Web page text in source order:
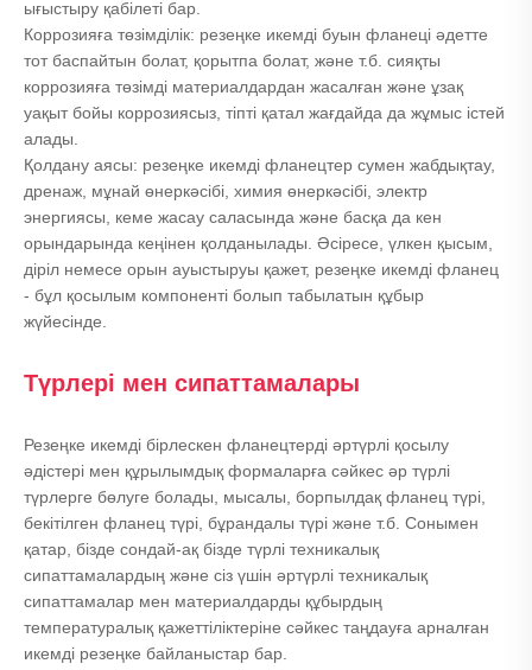
ығыстыру қабілеті бар.
Коррозияға төзімділік: резеңке икемді буын фланеці әдетте
тот баспайтын болат, қорытпа болат, және т.б. сияқты
коррозияға төзімді материалдардан жасалған және ұзақ
уақыт бойы коррозиясыз, тіпті қатал жағдайда да жұмыс істей
алады.
Қолдану аясы: резеңке икемді фланецтер сумен жабдықтау,
дренаж, мұнай өнеркәсібі, химия өнеркәсібі, электр
энергиясы, кеме жасау саласында және басқа да кен
орындарында кеңінен қолданылады. Әсіресе, үлкен қысым,
діріл немесе орын ауыстыруы қажет, резеңке икемді фланец
- бұл қосылым компоненті болып табылатын құбыр
жүйесінде.
Түрлері мен сипаттамалары
Резеңке икемді бірлескен фланецтерді әртүрлі қосылу
әдістері мен құрылымдық формаларға сәйкес әр түрлі
түрлерге бөлуге болады, мысалы, борпылдақ фланец түрі,
бекітілген фланец түрі, бұрандалы түрі және т.б. Сонымен
қатар, бізде сондай-ақ бізде түрлі техникалық
сипаттамалардың және сіз үшін әртүрлі техникалық
сипаттамалар мен материалдарды құбырдың
температуралық қажеттіліктеріне сәйкес таңдауға арналған
икемді резеңке байланыстар бар.